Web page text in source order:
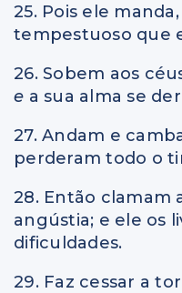
25. Pois ele
tempestuoso que
26. Sobem aos
e a sua alma se
27. Andam e
perderam todo o
28. Então clamam
angústia; e ele os
dificuldades.
29. Faz cessar a